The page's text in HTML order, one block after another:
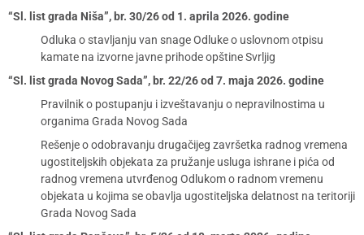
“Sl. list grada Niša”, br. 30/26 od 1. aprila 2026. godine
Odluka o stavljanju van snage Odluke o uslovnom otpisu
kamate na izvorne javne prihode opštine Svrljig
“Sl. list grada Novog Sada”, br. 22/26 od 7. maja 2026. godine
Pravilnik o postupanju i izveštavanju o nepravilnostima u
organima Grada Novog Sada
Rešenje o odobravanju drugačijeg završetka radnog vremena
ugostiteljskih objekata za pružanje usluga ishrane i pića od
radnog vremena utvrđenog Odlukom o radnom vremenu
objekata u kojima se obavlja ugostiteljska delatnost na teritoriji
Grada Novog Sada